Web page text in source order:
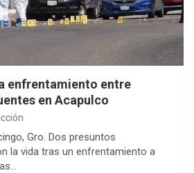
enfrentamiento entre
en Acapulco
Gro. Dos presuntos
la vida tras un enfrentamiento a